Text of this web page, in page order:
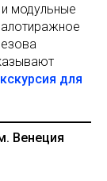
модульные
для
Венеция